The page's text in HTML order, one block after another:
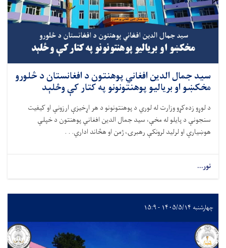
سید جمال الدین افغاني پوهنتون د افغانستان د څلورو
مخکښو او برياليو پوهنتونونو په کتار کې وځلېد
د لوړو زده‌کړو وزارت له لوري د پوهنتونونو د هر اړخيزې ارزونې او کيفيت
سنجونې د پايلو له مخې، سيد جمال الدین افغاني پوهنتون د خپلې
هوښيارې او لرليد لرونکې رهبرۍ، ژمن او هڅاند اداري. . .
نور...
چهارشنبه ۱۴۰۵/۵/۱۴ - ۱۵:۹